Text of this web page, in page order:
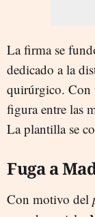
La firma se
dedicado a la
quirúrgico. Con
figura entre las
La plantilla se
Fuga a
Con motivo del